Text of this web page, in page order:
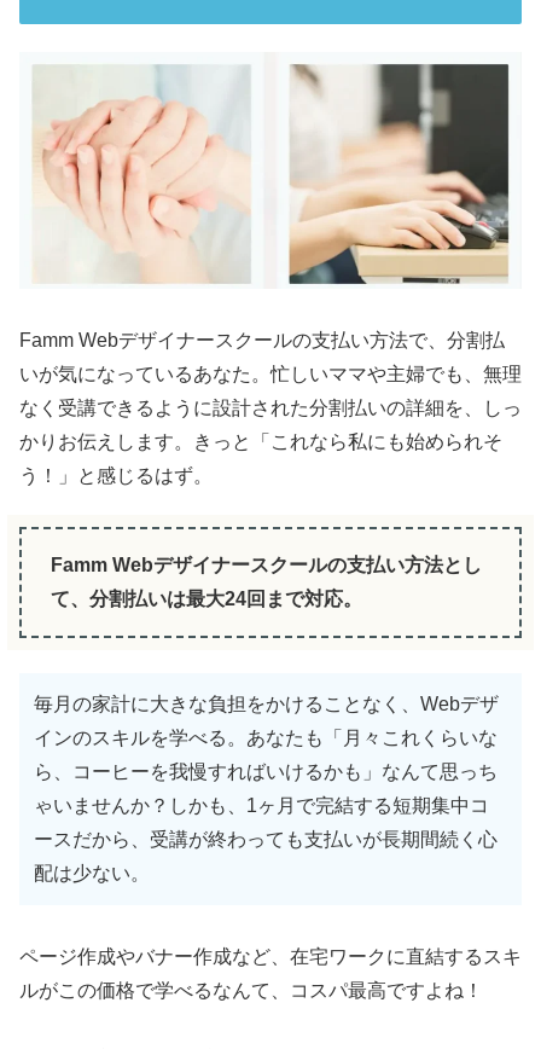
Famm Webデザイナースクールの支払い方法で、分割払
いが気になっているあなた。忙しいママや主婦でも、無理
なく受講できるように設計された分割払いの詳細を、しっ
かりお伝えします。きっと「これなら私にも始められそ
う！」と感じるはず。
Famm Webデザイナースクールの支払い方法とし
て、分割払いは最大24回まで対応。
毎月の家計に大きな負担をかけることなく、Webデザ
インのスキルを学べる。あなたも「月々これくらいな
ら、コーヒーを我慢すればいけるかも」なんて思っち
ゃいませんか？しかも、1ヶ月で完結する短期集中コ
ースだから、受講が終わっても支払いが長期間続く心
配は少ない。
ページ作成やバナー作成など、在宅ワークに直結するスキ
ルがこの価格で学べるなんて、コスパ最高ですよね！